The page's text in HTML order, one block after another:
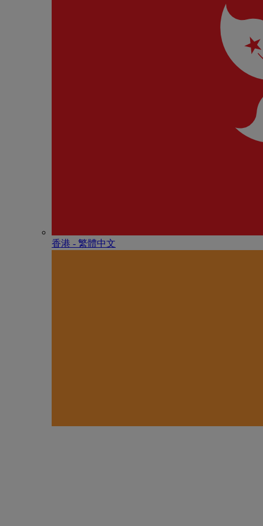
香港 - 繁體中文